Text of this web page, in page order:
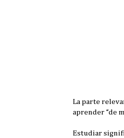
La parte
aprender “de
Estudiar